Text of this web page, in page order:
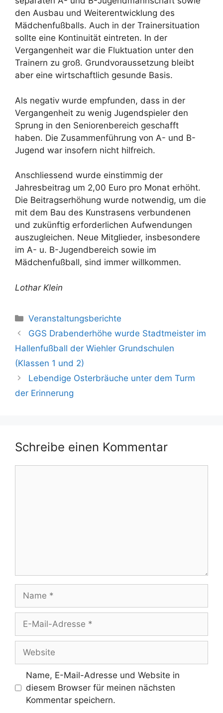
den Ausbau und Weiterentwicklung des
Mädchenfußballs. Auch in der Trainersituation
sollte eine Kontinuität eintreten. In der
Vergangenheit war die Fluktuation unter den
Trainern zu groß. Grundvoraussetzung bleibt
aber eine wirtschaftlich gesunde Basis.
Als negativ wurde empfunden, dass in der
Vergangenheit zu wenig Jugendspieler den
Sprung in den Seniorenbereich geschafft
haben. Die Zusammenführung von A- und B-
Jugend war insofern nicht hilfreich.
Anschliessend wurde einstimmig der
Jahresbeitrag um 2,00 Euro pro Monat erhöht.
Die Beitragserhöhung wurde notwendig, um die
mit dem Bau des Kunstrasens verbundenen
und zukünftig erforderlichen Aufwendungen
auszugleichen. Neue Mitglieder, insbesondere
im A- u. B-Jugendbereich sowie im
Mädchenfußball, sind immer willkommen.
Lothar Klein
Kategorien
Veranstaltungsberichte
GGS Drabenderhöhe wurde Stadtmeister im
Hallenfußball der Wiehler Grundschulen
(Klassen 1 und 2)
Lebendige Osterbräuche unter dem Turm
der Erinnerung
Schreibe einen Kommentar
Mail-
Adresse
Name, E-Mail-Adresse und Website in
diesem Browser für meinen nächsten
Kommentar speichern.